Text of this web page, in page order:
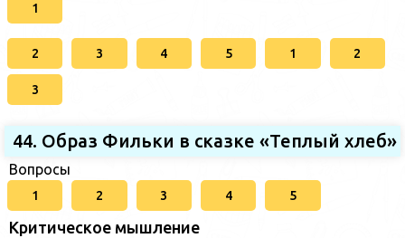
1
2 3 4 5 1 2
3
44. Образ Фильки в сказке «Теплый хлеб»
Вопросы
1 2 3 4 5
Критическое мышление